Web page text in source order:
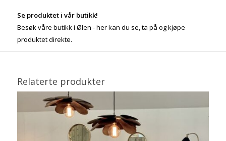
Se produktet i vår butikk!
Besøk våre butikk i Ølen - her kan du se, ta på og kjøpe
produktet direkte.
Relaterte produkter